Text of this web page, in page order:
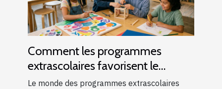
Comment les programmes
extrascolaires favorisent le
développement des enfants ?
Le monde des programmes extrascolaires